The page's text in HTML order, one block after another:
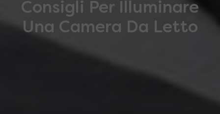
Consigli Per Illuminare
Una Camera Da Letto